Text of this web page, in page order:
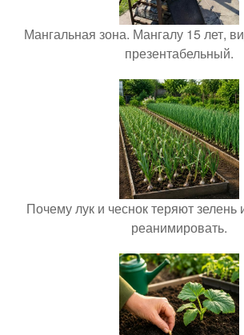
Мангальная зона. Мангалу 15 лет,
презентабельный.
Почему лук и чеснок теряют зелень
реанимировать.